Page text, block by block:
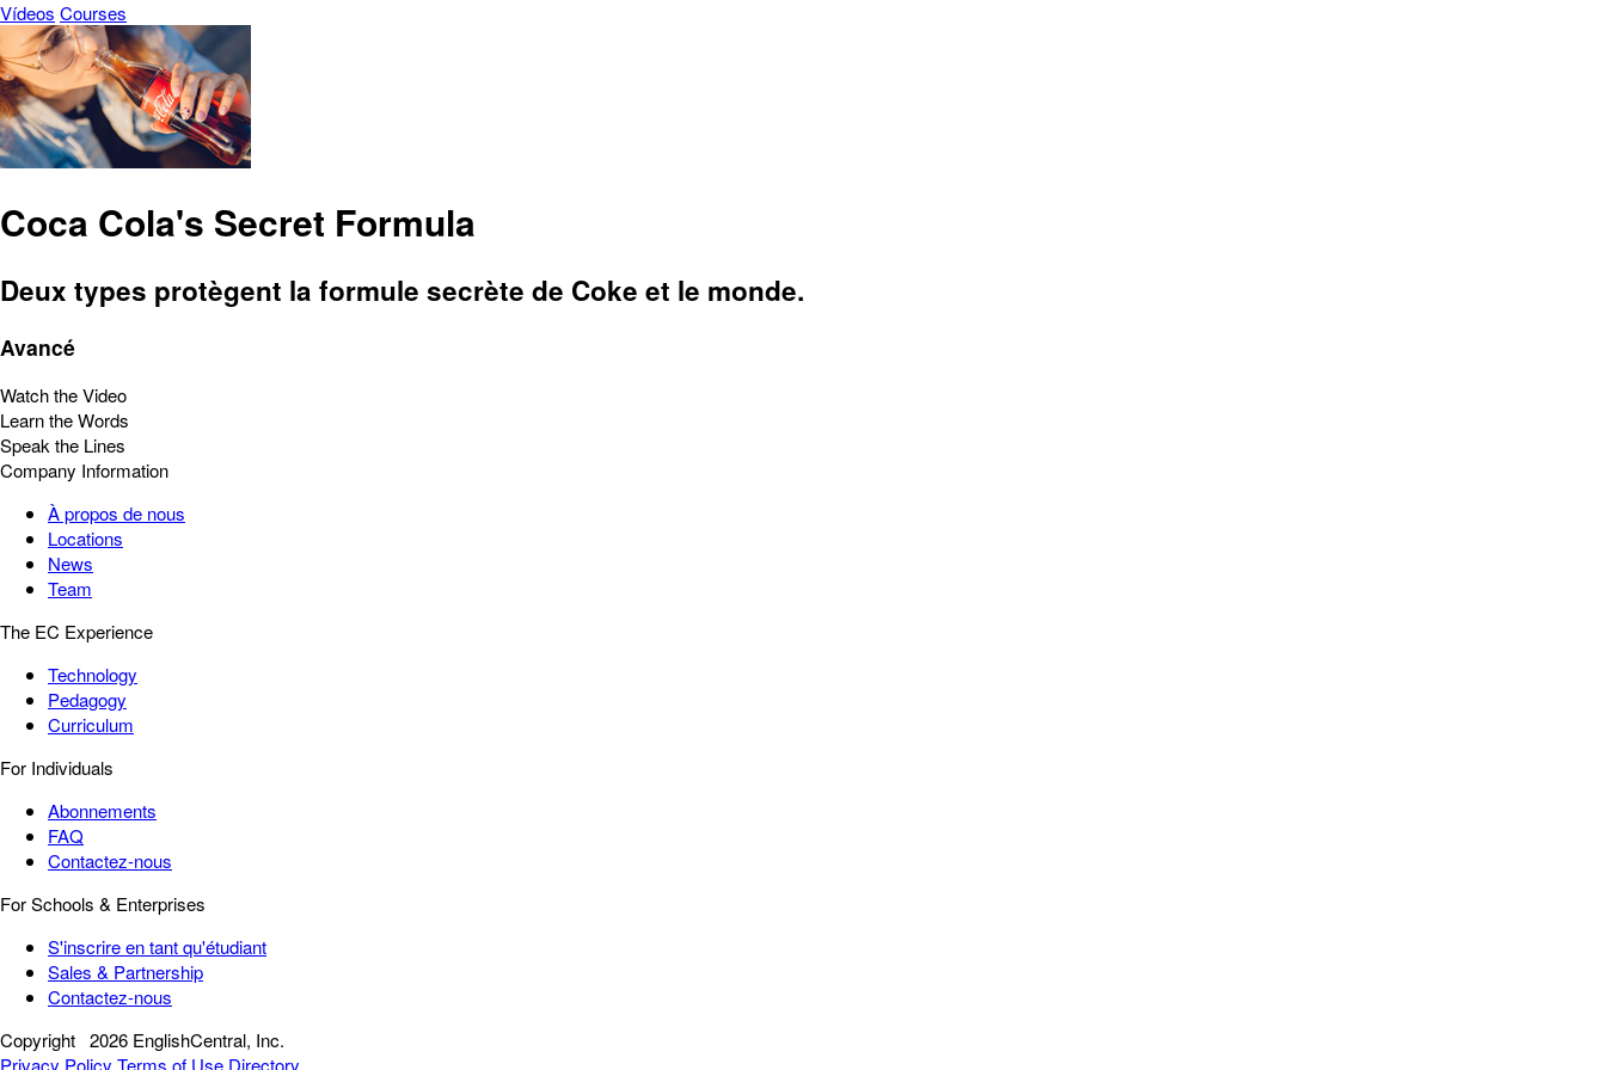
Vídeos Courses
Coca Cola's Secret Formula
Deux types protègent la formule secrète de Coke et le monde.
Avancé
Watch the Video
Learn the Words
Speak the Lines
Company Information
À propos de nous
Locations
News
Team
The EC Experience
Technology
Pedagogy
Curriculum
For Individuals
Abonnements
FAQ
Contactez-nous
For Schools & Enterprises
S'inscrire en tant qu'étudiant
Sales & Partnership
Contactez-nous
Copyright 2026 EnglishCentral, Inc.